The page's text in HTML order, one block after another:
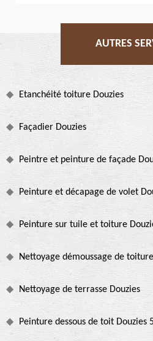
AUTRES
Etanchéité toiture Douzies
Façadier Douzies
Peintre et peinture de façade
Peinture et décapage de volet
Peinture sur tuile et toiture
Nettoyage démoussage de
Nettoyage de terrasse Douzies
Peinture dessous de toit Douzies